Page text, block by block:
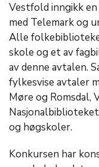
Vestfold inngikk
med Telemark og
Alle
skole og et av
av denne avtalen.
fylkesvise avtaler
Møre og Romsdal,
og høgskoler.
Konkursen har